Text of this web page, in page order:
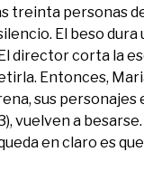
treinta personas
El beso
director corta la
Entonces,
sus personajes
vuelven a
en claro es